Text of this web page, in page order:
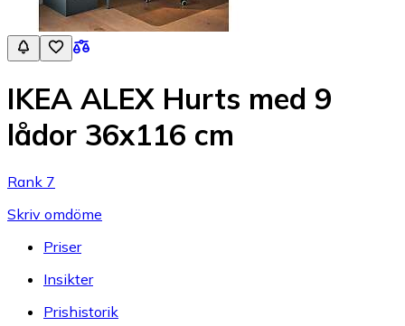
IKEA ALEX Hurts med 9
lådor 36x116 cm
Rank 7
Skriv omdöme
Priser
Insikter
Prishistorik